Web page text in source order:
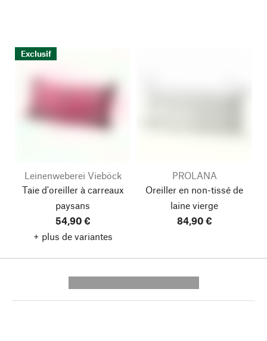
Exclusif
Leinenweberei Vieböck
Taie d'oreiller à carreaux
paysans
54,90 €
+ plus de variantes
PROLANA
Oreiller en non-tissé de
laine vierge
84,90 €